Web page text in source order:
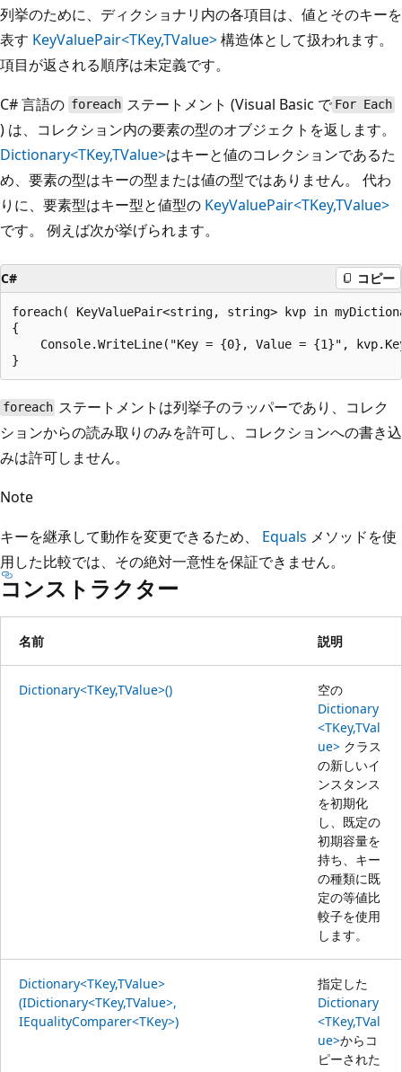
列挙のために、ディクショナリ内の各項目は、値とそのキーを
表す KeyValuePair<TKey,TValue>構造体として扱われます。
項目が返される順序は未定義です。
C# 言語の foreach ステートメント (Visual Basic で For Each
) は、コレクション内の要素の型のオブジェクトを返します。
Dictionary<TKey,TValue>はキーと値のコレクションであるた
め、要素の型はキーの型または値の型ではありません。 代わ
りに、要素型はキー型と値型の KeyValuePair<TKey,TValue>
です。 例えば次が挙げられます。
C# コピー
foreach( KeyValuePair<string, string> kvp in
{
Console.WriteLine("Key = {0}, Value = {1}",
foreach ステートメントは列挙子のラッパーであり、コレク
ションからの読み取りのみを許可し、コレクションへの書き込
みは許可しません。
Note
キーを継承して動作を変更できるため、 Equals メソッドを使
用した比較では、その絶対一意性を保証できません。
コンストラクター
名前 説明
Dictionary<TKey,TValue>()
空の
Dictionary
<TKey,TVal
ue> クラス
の新しいイ
ンスタンス
を初期化
し、既定の
初期容量を
持ち、キー
の種類に既
定の等値比
較子を使用
します。
Dictionary<TKey,TValue>
(IDictionary<TKey,TValue>,
IEqualityComparer<TKey>)
指定した
Dictionary
<TKey,TVal
ue>からコ
ピーされた